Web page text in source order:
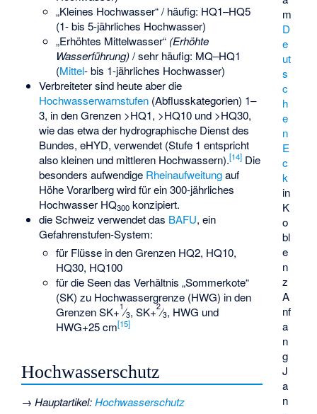
m
D
e
ut
s
c
h
e
n
E
c
k
in
K
o
bl
e
n
z
A
nf
a
n
g
J
a
n
„Kleines Hochwasser“ / häufig: HQ1–HQ5
(1- bis 5-jährliches Hochwasser)
„Erhöhtes Mittelwasser“ (Erhöhte
Wasserführung)/ sehr häufig: MQ–HQ1
(Mittel- bis 1-jährliches Hochwasser)
Verbreiteter sind heute aber die
Hochwasserwarnstufen(Abflusskategorien) 1–
3, in den Grenzen >HQ1, >HQ10 und >HQ30,
wie das etwa der hydrographische Dienst des
Bundes, eHYD, verwendet (Stufe 1 entspricht
also kleinen und mittleren Hochwassern).[14]Die
besonders aufwendige Rheinaufweitungauf
Höhe Vorarlberg wird für ein 300-jährliches
Hochwasser HQ300konzipiert.
die Schweiz verwendet das BAFU, ein
Gefahrenstufen-System:
für Flüsse in den Grenzen HQ2, HQ10,
HQ30, HQ100
für die Seen das Verhältnis „Sommerkote“
(SK) zu Hochwassergrenze (HWG) in den
Grenzen SK+1⁄3, SK+2⁄3, HWG und
HWG+25 cm[15]
Hochwasserschutz
→Hauptartikel:Hochwasserschutz